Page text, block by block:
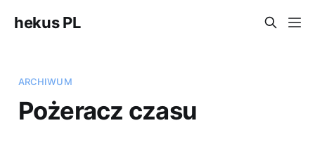
hekus PL
ARCHIWUM
Pożeracz czasu